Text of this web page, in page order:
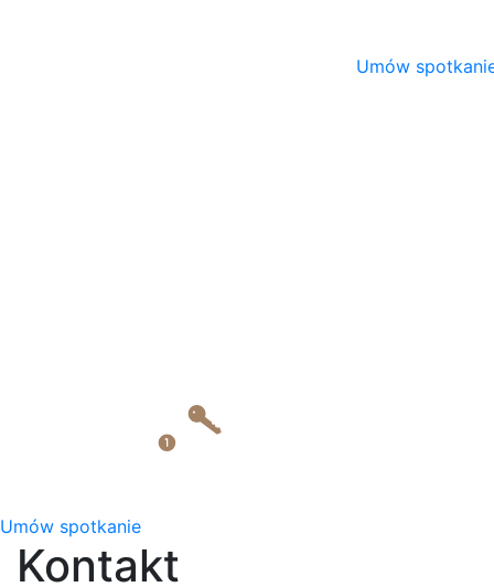
Umów
Umów spotkanie
Kontakt